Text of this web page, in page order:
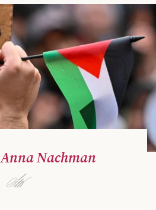
Anna Nachman